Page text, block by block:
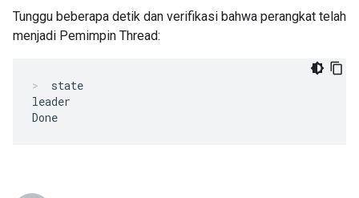
Tunggu beberapa detik dan verifikasi bahwa perangkat telah
menjadi Pemimpin Thread:
state
leader